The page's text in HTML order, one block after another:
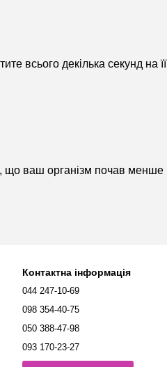
всього декілька секунд на її
що ваш організм почав менше
Контактна інформація
044 247-10-69
098 354-40-75
050 388-47-98
093 170-23-27